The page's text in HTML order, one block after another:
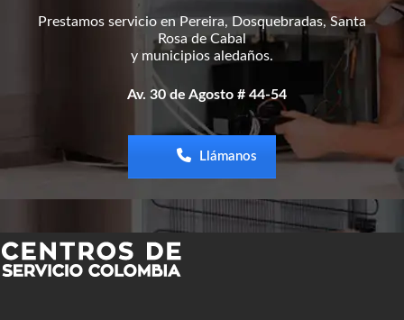
Prestamos servicio en Pereira, Dosquebradas, Santa
Rosa de Cabal
y municipios aledaños.
Av. 30 de Agosto # 44-54
Llámanos